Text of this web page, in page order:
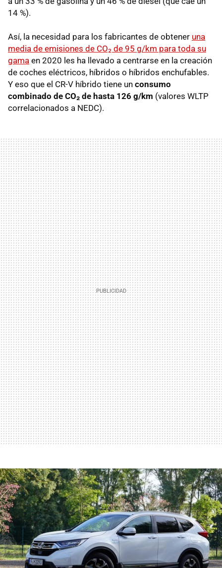
14 %).
Así, la necesidad para los fabricantes de obtener una
media de emisiones de CO₂ de 95 g/km para toda su
gama en 2020 les ha llevado a centrarse en la creación
de coches eléctricos, híbridos o híbridos enchufables.
Y eso que el CR-V híbrido tiene un consumo
combinado de CO₂ de hasta 126 g/km (valores WLTP
correlacionados a NEDC).